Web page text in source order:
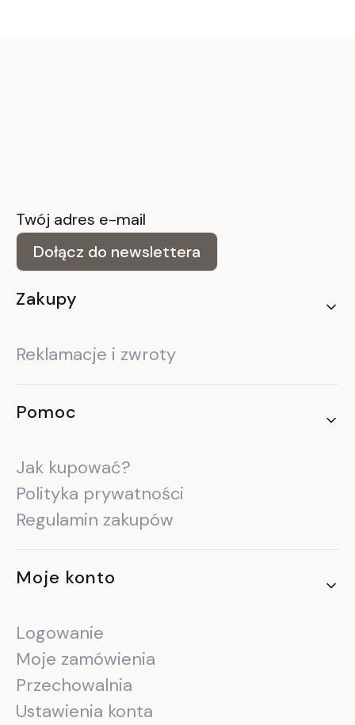
Twój adres e-mail
Dołącz do newslettera
Linki w stopce
Zakupy
Reklamacje i zwroty
Pomoc
Jak kupować?
Polityka prywatności
Regulamin zakupów
Moje konto
Logowanie
Moje zamówienia
Przechowalnia
Ustawienia konta